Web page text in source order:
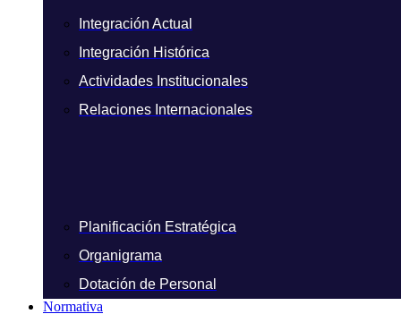
Integración Actual
Integración Histórica
Actividades Institucionales
Relaciones Internacionales
Planificación Estratégica
Organigrama
Dotación de Personal
Normativa